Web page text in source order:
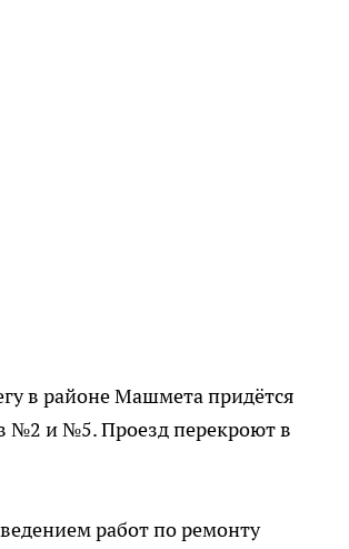
в районе Машмета придётся
№2 и №5. Проезд перекроют в
работ по ремонту